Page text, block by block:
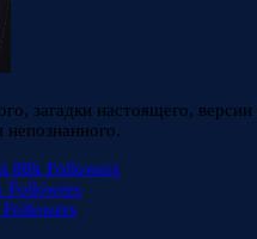
загадки настоящего,
непознанного.
88k Followers
Followers
Followers